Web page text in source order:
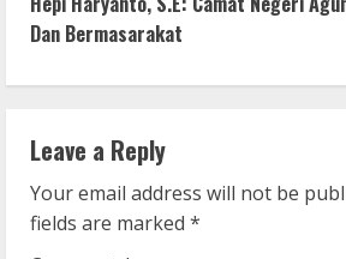
t
i
n
u
e
Dan Bermasarakat
Leave a Reply
Your email address will not be
fields are marked *